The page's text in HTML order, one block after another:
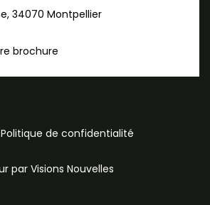
34070 Montpellier
brochure
Politique de confidentialité
par Visions Nouvelles